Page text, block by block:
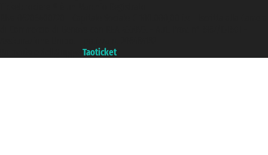
Taoticket